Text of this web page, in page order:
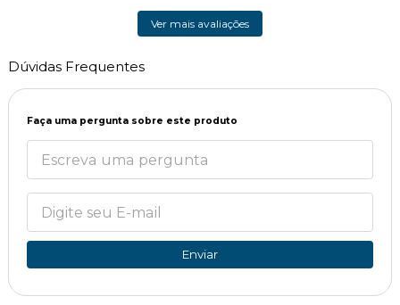
Ver mais avaliações
Dúvidas Frequentes
Faça uma pergunta sobre este produto
Enviar